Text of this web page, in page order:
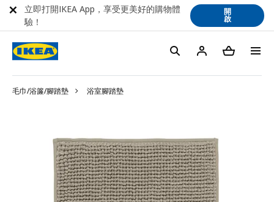
毛巾/浴簾/腳踏墊 浴室腳踏墊
立即打開IKEA App，享受更美好的購物體
驗！
開
啟